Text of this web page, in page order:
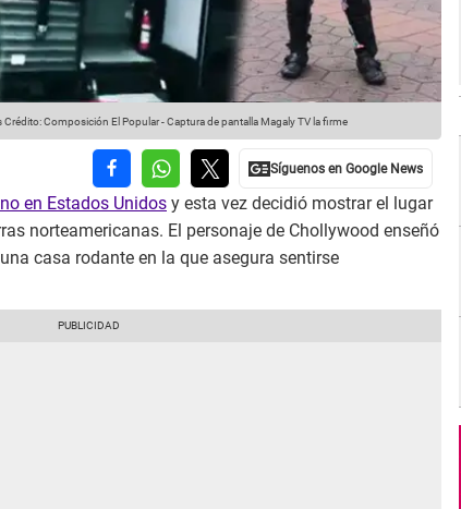
Crédito: Composición El Popular - Captura de pantalla Magaly TV la firme
en Estados Unidos y esta vez decidió mostrar el lugar
norteamericanas. El personaje de Chollywood enseñó
casa rodante en la que asegura sentirse